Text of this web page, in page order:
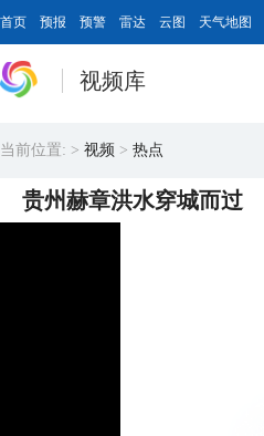
首页 预报 预警 雷达 云图 天气地图
视频库
当前位置: > 视频 > 热点
贵州赫章洪水穿城而过